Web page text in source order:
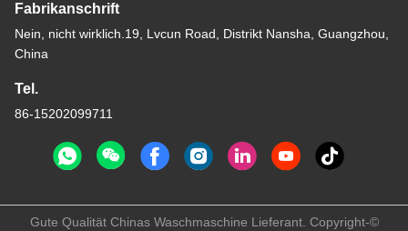
Fabrikanschrift
Nein, nicht wirklich.19, Lvcun Road, Distrikt Nansha, Guangzhou,
China
Tel.
86-15202099711
Gute Qualität Chinas Waschmaschine Lieferant. Copyright-©